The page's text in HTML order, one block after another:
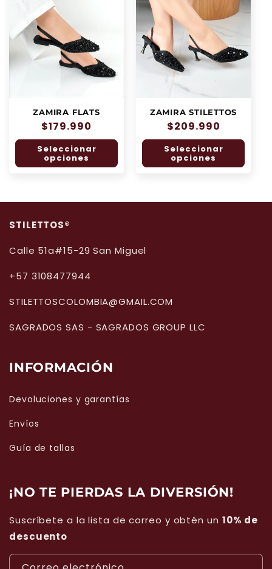
ZAMIRA FLATS
Precio
habitual
$179.990
Seleccionar
opciones
ZAMIRA STILETTOS
Precio
habitual
$209.990
Seleccionar
opciones
STILETTOS®️
Calle 51a#15-29 San Miguel
+57 3108477944
STILETTOSCOLOMBIA@GMAIL.COM
SAGRADOS SAS - SAGRADOS GROUP LLC
INFORMACIÓN
Devoluciones y garantías
Envíos
Guía de tallas
¡NO TE PIERDAS LA DIVERSIÓN!
Suscríbete a la lista de correo y obtén un 10% de
descuento